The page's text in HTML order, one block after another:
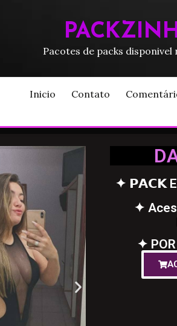
Pacotes de packs disponivel
Inicio Contato
✦ 𝗣𝗔𝗖𝗞
✦
✦